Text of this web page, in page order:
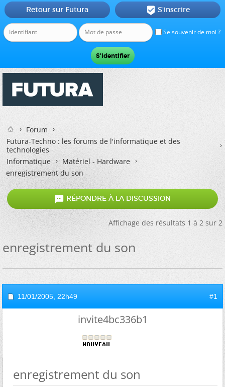
Se souvenir de moi ?
Retour sur Futura  S'inscrire
Forum
Futura-Techno : les forums de l'informatique et des
technologies
Informatique
Matériel - Hardware
enregistrement du son
 RÉPONDRE À LA DISCUSSION
Affichage des résultats 1 à 2 sur 2
enregistrement du son
11/01/2005, 22h49 #1
invite4bc336b1
enregistrement du son